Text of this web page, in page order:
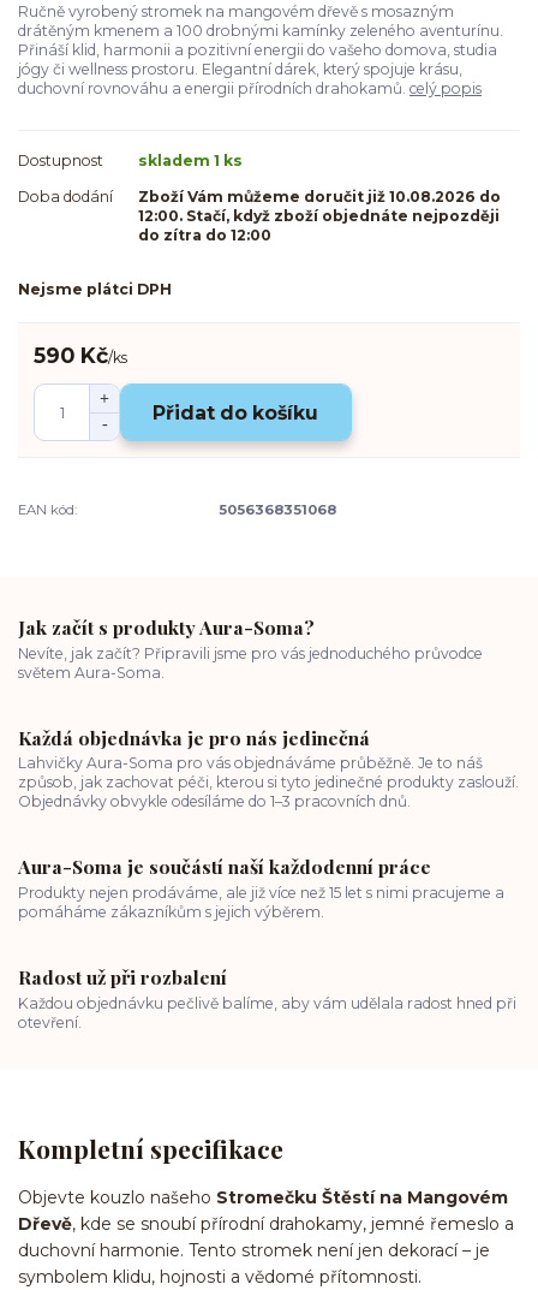
Ručně vyrobený stromek na mangovém dřevě s mosazným
drátěným kmenem a 100 drobnými kamínky zeleného aventurínu.
Přináší klid, harmonii a pozitivní energii do vašeho domova, studia
jógy či wellness prostoru. Elegantní dárek, který spojuje krásu,
duchovní rovnováhu a energii přírodních drahokamů. celý popis
Dostupnost
skladem 1 ks
Doba dodání
Zboží Vám můžeme doručit již 10.08.2026 do
12:00. Stačí, když zboží objednáte nejpozději
do zítra do 12:00
Nejsme plátci DPH
590 Kč/ks
Přidat do košíku
EAN kód: 5056368351068
Jak začít s produkty Aura-Soma?
Nevíte, jak začít? Připravili jsme pro vás jednoduchého průvodce
světem Aura-Soma.
Každá objednávka je pro nás jedinečná
Lahvičky Aura-Soma pro vás objednáváme průběžně. Je to náš
způsob, jak zachovat péči, kterou si tyto jedinečné produkty zaslouží.
Objednávky obvykle odesíláme do 1–3 pracovních dnů.
Aura-Soma je součástí naší každodenní práce
Produkty nejen prodáváme, ale již více než 15 let s nimi pracujeme a
pomáháme zákazníkům s jejich výběrem.
Radost už při rozbalení
Každou objednávku pečlivě balíme, aby vám udělala radost hned při
otevření.
Kompletní specifikace
Objevte kouzlo našeho Stromečku Štěstí na Mangovém
Dřevě, kde se snoubí přírodní drahokamy, jemné řemeslo a
duchovní harmonie. Tento stromek není jen dekorací – je
symbolem klidu, hojnosti a vědomé přítomnosti.